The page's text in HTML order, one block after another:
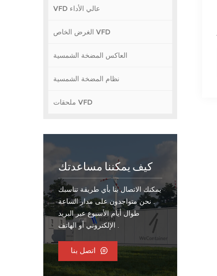
VFD عالي الأداء
الغرض الخاص VFD
العاكس المضخة الشمسية
نظام المضخة الشمسية
ملحقات VFD
كيف يمكننا مساعدتك
يمكنك الاتصال بنا بأي طريقة تناسبك
. نحن متواجدون على مدار الساعة
طوال أيام الأسبوع عبر البريد
اتصل بنا